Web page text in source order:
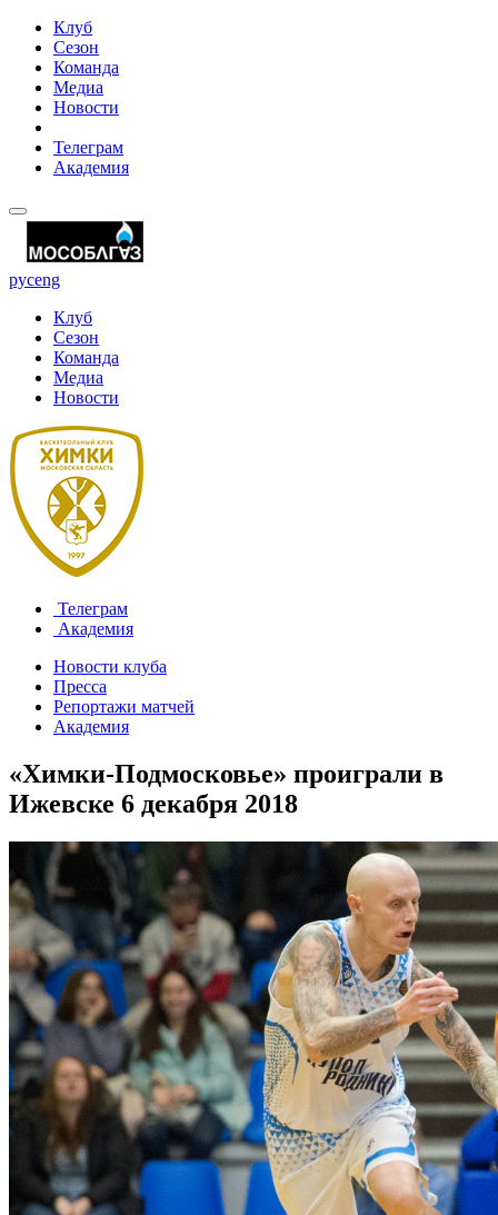
Клуб
Сезон
Команда
Медиа
Новости
Телеграм
Академия
русeng
Клуб
Сезон
Команда
Медиа
Новости
Телеграм
Академия
Новости клуба
Пресса
Репортажи матчей
Академия
«Химки-Подмосковье» проиграли в
Ижевске 6 декабря 2018